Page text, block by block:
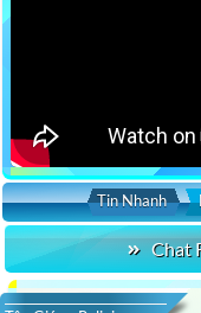
Tin Nhanh
Chat